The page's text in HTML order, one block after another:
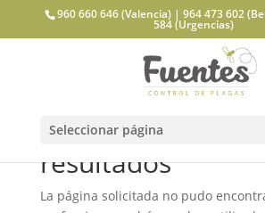
960 660 646 (Valencia) | 964 473 602
584 (Urgencias)
Seleccionar página
No se encontraron
resultados
La página solicitada no pudo